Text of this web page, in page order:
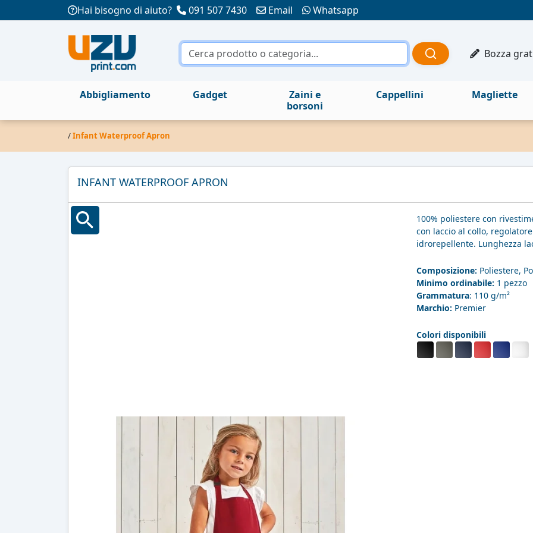
Hai bisogno di aiuto? 091 507 7430 Email Whatsapp
Bozza
Abbigliamento Gadget
Zaini e
borsoni
Cappellini Magliette
/Infant Waterproof Apron
INFANT WATERPROOF APRON
100% poliestere con
con laccio al collo,
idrorepellente. Lunghezza
Composizione: Poliestere,
Minimo ordinabile: 1 pezzo
Grammatura: 110 g/m²
Marchio: Premier
Colori disponibili